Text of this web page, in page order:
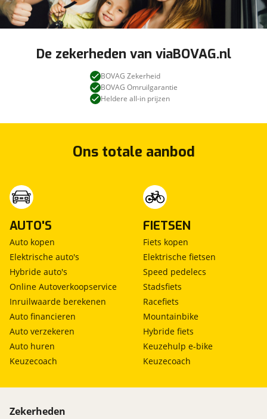
De zekerheden van viaBOVAG.nl
BOVAG Zekerheid
BOVAG Omruilgarantie
Heldere all-in prijzen
Ons totale aanbod
AUTO'S
Auto kopen
Elektrische auto's
Hybride auto's
Online Autoverkoopservice
Inruilwaarde berekenen
Auto financieren
Auto verzekeren
Auto huren
Keuzecoach
FIETSEN
Fiets kopen
Elektrische fietsen
Speed pedelecs
Stadsfiets
Racefiets
Mountainbike
Hybride fiets
Keuzehulp e-bike
Keuzecoach
Zekerheden